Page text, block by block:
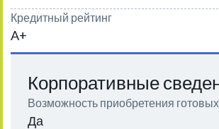
Кредитный рейтинг
A+
Корпоративные
Возможность приобретения
Да